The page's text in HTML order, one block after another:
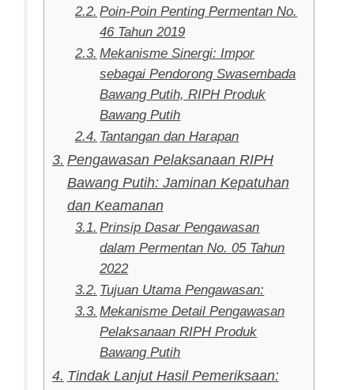
Poin-Poin Penting Permentan No.
46 Tahun 2019
Mekanisme Sinergi: Impor
sebagai Pendorong Swasembada
Bawang Putih, RIPH Produk
Bawang Putih
Tantangan dan Harapan
Pengawasan Pelaksanaan RIPH
Bawang Putih: Jaminan Kepatuhan
dan Keamanan
Prinsip Dasar Pengawasan
dalam Permentan No. 05 Tahun
2022
Tujuan Utama Pengawasan:
Mekanisme Detail Pengawasan
Pelaksanaan RIPH Produk
Bawang Putih
Tindak Lanjut Hasil Pemeriksaan: